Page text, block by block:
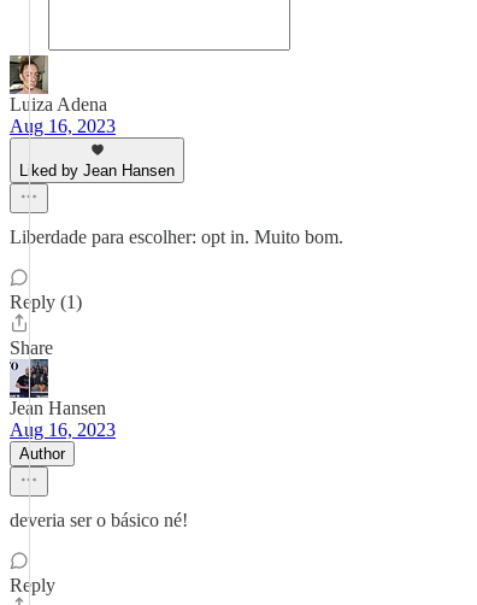
Luiza Adena
Aug 16, 2023
Liked by Jean Hansen
Liberdade para escolher: opt in. Muito bom.
Reply (1)
Share
Jean Hansen
Aug 16, 2023
Author
deveria ser o básico né!
Reply